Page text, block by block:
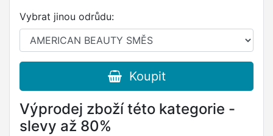
Vybrat jinou odrůdu:
Koupit
Výprodej zboží této kategorie -
slevy až 80%